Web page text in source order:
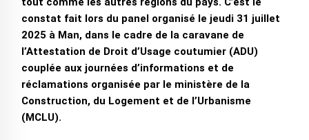
constat fait lors du panel organisé le jeudi 31 juillet
2025 à Man, dans le cadre de la caravane de
l’Attestation de Droit d’Usage coutumier (ADU)
couplée aux journées d’informations et de
réclamations organisée par le ministère de la
Construction, du Logement et de l’Urbanisme
(MCLU).